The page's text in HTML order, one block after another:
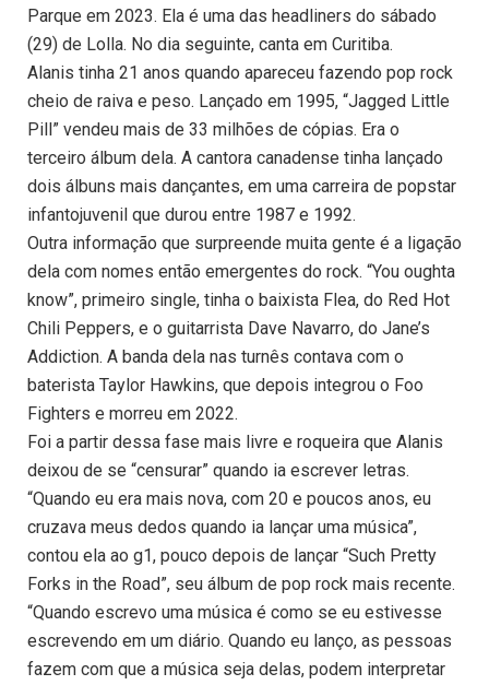
Parque em 2023. Ela é uma das headliners do sábado
(29) de Lolla. No dia seguinte, canta em Curitiba.
Alanis tinha 21 anos quando apareceu fazendo pop rock
cheio de raiva e peso. Lançado em 1995, “Jagged Little
Pill” vendeu mais de 33 milhões de cópias. Era o
terceiro álbum dela. A cantora canadense tinha lançado
dois álbuns mais dançantes, em uma carreira de popstar
infantojuvenil que durou entre 1987 e 1992.
Outra informação que surpreende muita gente é a ligação
dela com nomes então emergentes do rock. “You oughta
know”, primeiro single, tinha o baixista Flea, do Red Hot
Chili Peppers, e o guitarrista Dave Navarro, do Jane’s
Addiction. A banda dela nas turnês contava com o
baterista Taylor Hawkins, que depois integrou o Foo
Fighters e morreu em 2022.
Foi a partir dessa fase mais livre e roqueira que Alanis
deixou de se “censurar” quando ia escrever letras.
“Quando eu era mais nova, com 20 e poucos anos, eu
cruzava meus dedos quando ia lançar uma música”,
contou ela ao g1, pouco depois de lançar “Such Pretty
Forks in the Road”, seu álbum de pop rock mais recente.
“Quando escrevo uma música é como se eu estivesse
escrevendo em um diário. Quando eu lanço, as pessoas
fazem com que a música seja delas, podem interpretar